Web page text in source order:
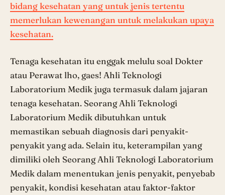
bidang kesehatan yang untuk jenis tertentu
memerlukan kewenangan untuk melakukan upaya
kesehatan.
Tenaga kesehatan itu enggak melulu soal Dokter
atau Perawat lho, gaes! Ahli Teknologi
Laboratorium Medik juga termasuk dalam jajaran
tenaga kesehatan. Seorang Ahli Teknologi
Laboratorium Medik dibutuhkan untuk
memastikan sebuah diagnosis dari penyakit-
penyakit yang ada. Selain itu, keterampilan yang
dimiliki oleh Seorang Ahli Teknologi Laboratorium
Medik dalam menentukan jenis penyakit, penyebab
penyakit, kondisi kesehatan atau faktor-faktor